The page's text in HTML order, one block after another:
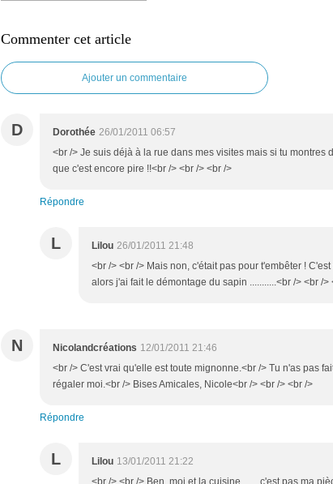
Commenter cet article
Ajouter un commentaire
D Dorothée 26/01/2011 06:57
<br /> Je suis déjà à la rue dans mes visites mais si tu montres
que c'est encore pire !!<br /> <br /> <br />
Répondre
L Lilou 26/01/2011 21:48
<br /> <br /> Mais non, c'était pas pour t'embêter !
alors j'ai fait le démontage du sapin ...........<br /> <br />
N Nicolandcréations 12/01/2011 21:46
<br /> C'est vrai qu'elle est toute mignonne.<br /> Tu n'as pas
régaler moi.<br /> Bises Amicales, Nicole<br /> <br /> <br />
Répondre
L Lilou 13/01/2011 21:22
<br /> <br /> Ben, moi et la cuisine ...... c'est pas ma